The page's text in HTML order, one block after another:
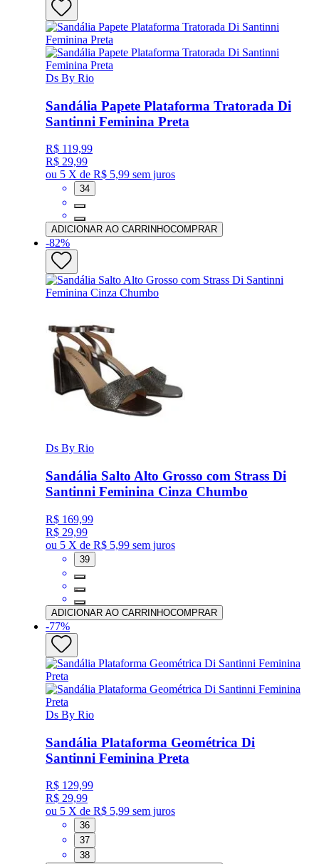
Ds By Rio
Sandália Papete Plataforma Tratorada Di
Santinni Feminina Preta
R$ 119,99
R$ 29,99
ou 5 X de R$ 5,99 sem juros
34
ADICIONAR AO CARRINHOCOMPRAR
-82%
Ds By Rio
Sandália Salto Alto Grosso com Strass Di
Santinni Feminina Cinza Chumbo
R$ 169,99
R$ 29,99
ou 5 X de R$ 5,99 sem juros
39
ADICIONAR AO CARRINHOCOMPRAR
-77%
Ds By Rio
Sandália Plataforma Geométrica Di
Santinni Feminina Preta
R$ 129,99
R$ 29,99
ou 5 X de R$ 5,99 sem juros
36
37
38